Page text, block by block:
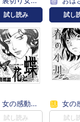
試し読み 試し
女の感動物語 昭和「花と蝶」
試し読み
話 女の感動物語 昭和
試し